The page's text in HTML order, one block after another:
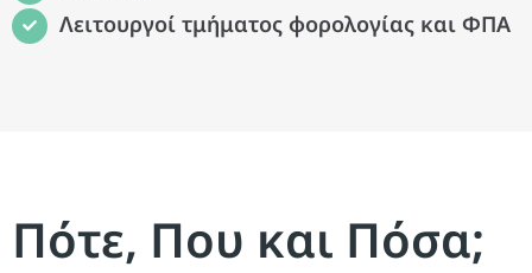
Λειτουργοί τμήματος φορολογίας και ΦΠΑ
Πότε, Που και Πόσα;